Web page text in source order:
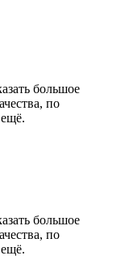
большое
по
большое
по